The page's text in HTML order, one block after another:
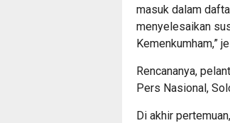
masuk dalam
menyelesaikan
Kemenkumham,”
Rencananya,
Pers Nasional,
Di akhir